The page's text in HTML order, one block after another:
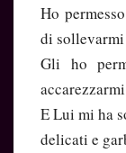
Ho
di
Gli ho
E Lui mi ha
delicati e